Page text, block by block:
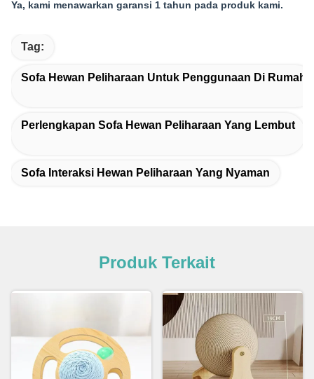
Ya, kami menawarkan garansi 1 tahun pada produk kami.
Tag:
Sofa Hewan Peliharaan Untuk Penggunaan Di Rumah
Perlengkapan Sofa Hewan Peliharaan Yang Lembut
Sofa Interaksi Hewan Peliharaan Yang Nyaman
Produk Terkait